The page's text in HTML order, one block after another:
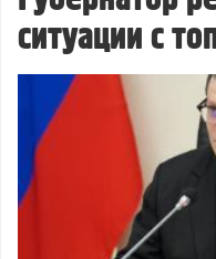
ситуации с